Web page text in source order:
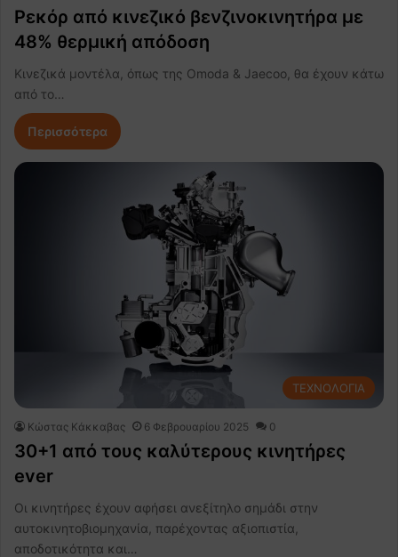
Ρεκόρ από κινεζικό βενζινοκινητήρα με
48% θερμική απόδοση
Κινεζικά μοντέλα, όπως της Omoda & Jaecoo, θα έχουν κάτω
από το…
Περισσότερα
ΤΕΧΝΟΛΟΓΙΑ
Κώστας Κάκκαβας 6 Φεβρουαρίου 2025 0
30+1 από τους καλύτερους κινητήρες
ever
Οι κινητήρες έχουν αφήσει ανεξίτηλο σημάδι στην
αυτοκινητοβιομηχανία, παρέχοντας αξιοπιστία,
αποδοτικότητα και…